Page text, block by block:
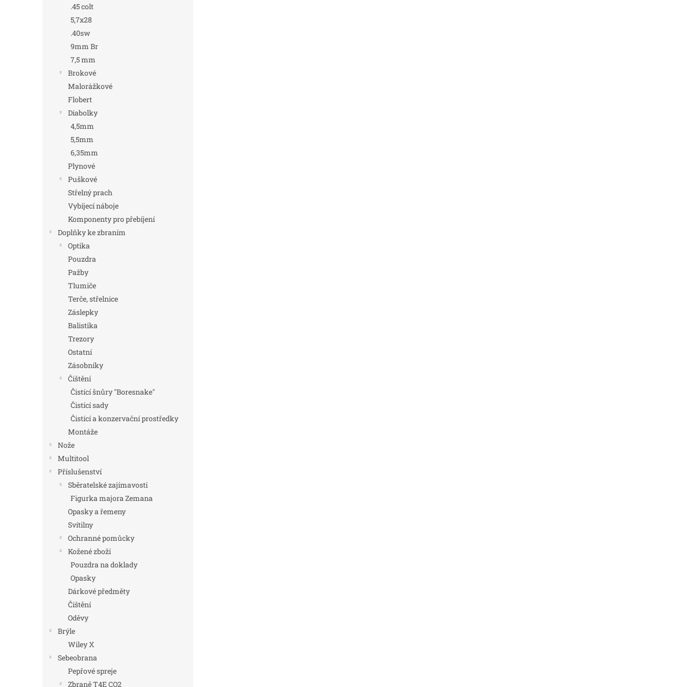
.45 colt
5,7x28
.40sw
9mm Br
7,5 mm
Brokové
Malorážkové
Flobert
Diabolky
4,5mm
5,5mm
6,35mm
Plynové
Puškové
Střelný prach
Vybíjecí náboje
Komponenty pro přebíjení
Doplňky ke zbraním
Optika
Pouzdra
Pažby
Tlumiče
Terče, střelnice
Záslepky
Balistika
Trezory
Ostatní
Zásobníky
Čištění
Čistící šnůry "Boresnake"
Čistící sady
Čistící a konzervační prostředky
Montáže
Nože
Multitool
Příslušenství
Sběratelské zajímavosti
Figurka majora Zemana
Opasky a řemeny
Svítilny
Ochranné pomůcky
Kožené zboží
Pouzdra na doklady
Opasky
Dárkové předměty
Čištění
Oděvy
Brýle
Wiley X
Sebeobrana
Pepřové spreje
Zbraně T4E CO2